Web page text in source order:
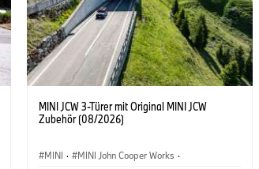
MINI JCW 3-Türer mit Original MINI JCW
Zubehör (08/2026)
MINI · MINI John Cooper Works ·